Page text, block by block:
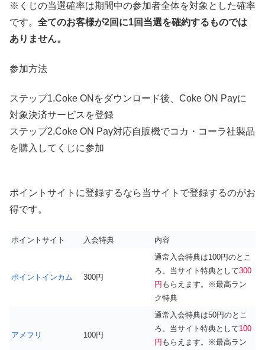
※くじの当選確率は期間中の参加者全体を対象とした確率
です。 全てのお客様が2回に1回当選を確約するものでは
ありません。
参加方法
ステップ1.Coke ONをダウンロード後、Coke ON Payに
対象決済サービスを登録
ステップ2.Coke ON Pay対応自販機でコカ・コーラ社製品
を購入してくじに参加
ポイントサイトに登録するなら当サイトで登録するのがお
得です。
ポイントサイト 入会特典 内容
ポイントインカム 300円
通常入会特典は100円のとこ
ろ、当サイト特典として300
円 もらえます。※最高ラン
ク特典
アメフリ 100円
通常入会特典は50円のとこ
ろ、当サイト特典として100
円 もらえます。※最高ラン